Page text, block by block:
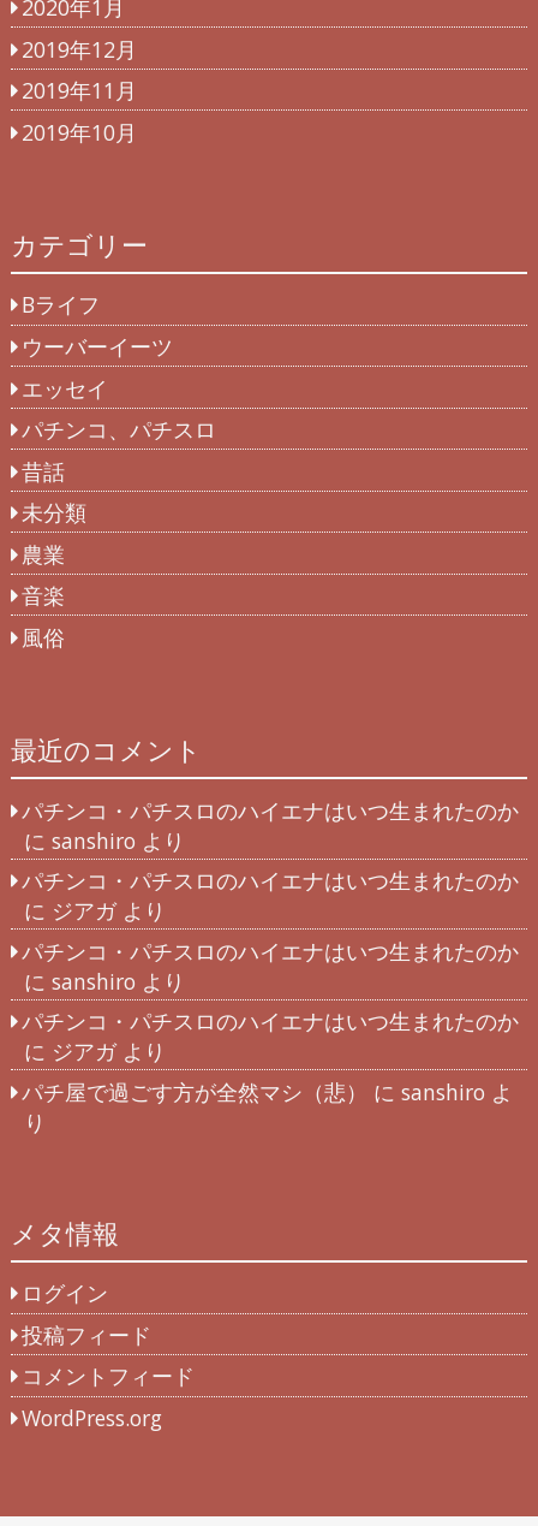
2020年1月
2019年12月
2019年11月
2019年10月
カテゴリー
Bライフ
ウーバーイーツ
エッセイ
パチンコ、パチスロ
昔話
未分類
農業
音楽
風俗
最近のコメント
パチンコ・パチスロのハイエナはいつ生まれたのか
に sanshiro より
パチンコ・パチスロのハイエナはいつ生まれたのか
に ジアガより
パチンコ・パチスロのハイエナはいつ生まれたのか
に sanshiro より
パチンコ・パチスロのハイエナはいつ生まれたのか
に ジアガより
パチ屋で過ごす方が全然マシ（悲）
にsanshiro よ
り
メタ情報
ログイン
投稿フィード
コメントフィード
WordPress.org